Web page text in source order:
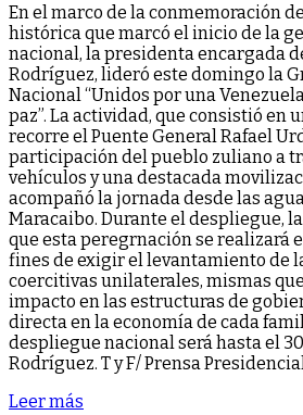
En el marco de la conmemoración
histórica que marcó el inicio de la
nacional, la presidenta encargada
Rodríguez, lideró este domingo la
Nacional “Unidos por una
paz”. La actividad, que consistió en
recorre el Puente General Rafael
participación del pueblo zuliano a
vehículos y una destacada
acompañó la jornada desde las
Maracaibo. Durante el despliegue,
que esta peregrnación se realizará
fines de exigir el levantamiento de
coercitivas unilaterales, mismas
impacto en las estructuras de
directa en la economía de cada
despliegue nacional será hasta el
Rodríguez. T y F/ Prensa
Leer más